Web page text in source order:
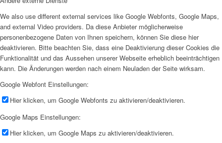
We also use different external services like Google Webfonts, Google Maps,
and external Video providers. Da diese Anbieter möglicherweise
personenbezogene Daten von Ihnen speichern, können Sie diese hier
deaktivieren. Bitte beachten Sie, dass eine Deaktivierung dieser Cookies die
Funktionalität und das Aussehen unserer Webseite erheblich beeinträchtigen
kann. Die Änderungen werden nach einem Neuladen der Seite wirksam.
Google Webfont Einstellungen:
Hier klicken, um Google Webfonts zu aktivieren/deaktivieren.
Google Maps Einstellungen:
Hier klicken, um Google Maps zu aktivieren/deaktivieren.